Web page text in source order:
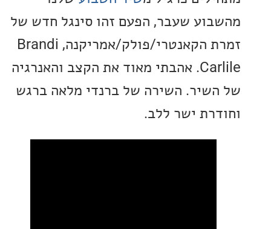
שעבר, הפעם זהו סינגל חדש של
זמרת הקאנטרי/פולק/אמריקנה, Brandi
Carlile. אהבתי מאוד את הקצב והאנרגיה
השירה של ברנדי מלאה ברגש
ישר ללב.